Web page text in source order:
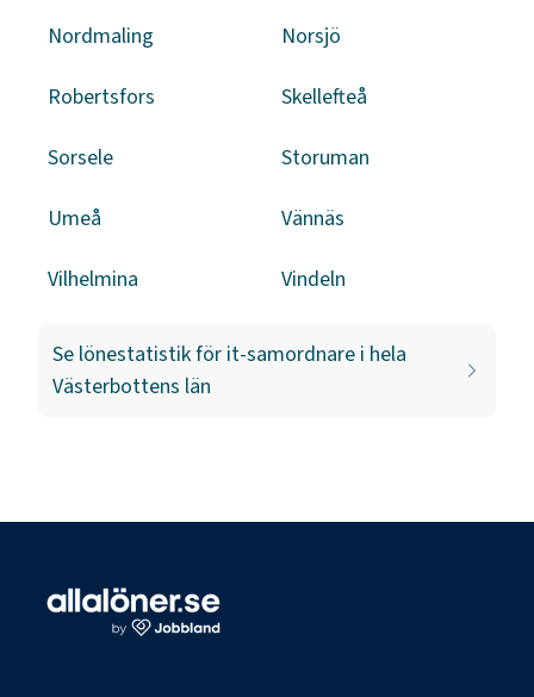
Nordmaling Norsjö
Robertsfors Skellefteå
Sorsele Storuman
Umeå Vännäs
Vilhelmina Vindeln
Se lönestatistik för it-samordnare i hela
Västerbottens län